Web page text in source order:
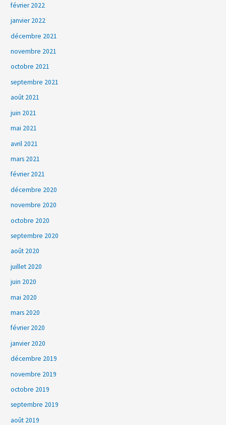
février 2022
janvier 2022
décembre 2021
novembre 2021
octobre 2021
septembre 2021
août 2021
juin 2021
mai 2021
avril 2021
mars 2021
février 2021
décembre 2020
novembre 2020
octobre 2020
septembre 2020
août 2020
juillet 2020
juin 2020
mai 2020
mars 2020
février 2020
janvier 2020
décembre 2019
novembre 2019
octobre 2019
septembre 2019
août 2019